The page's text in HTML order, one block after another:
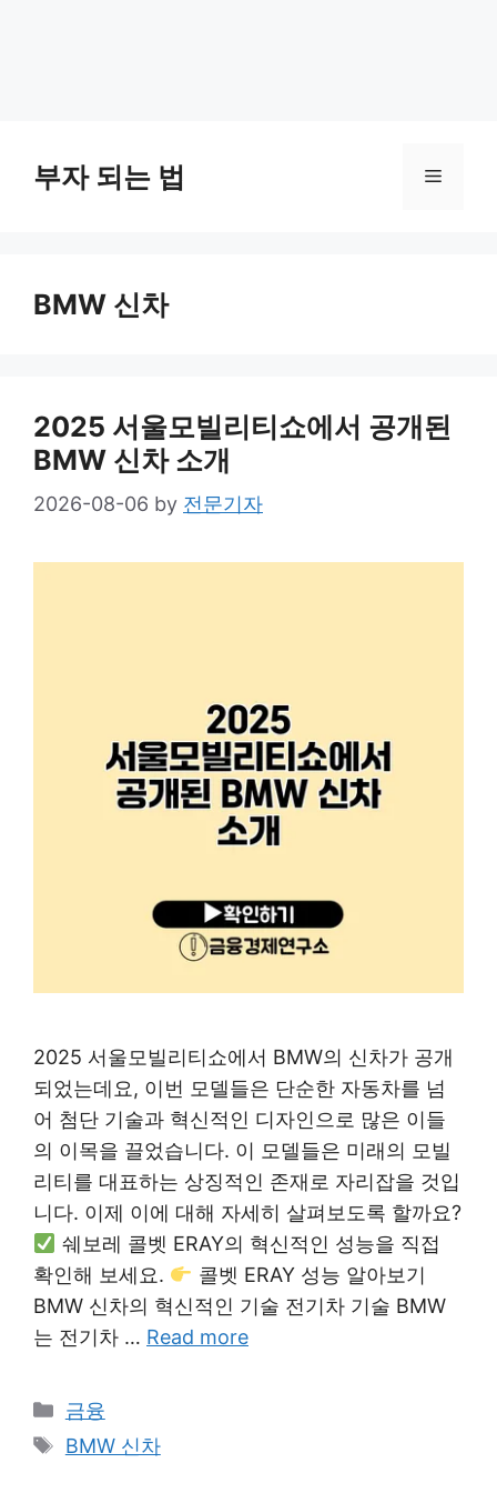
부자 되는 법 Menu
BMW 신차
2025 서울모빌리티쇼에서 공개된
BMW 신차 소개
2026-08-06 by 전문기자
2025 서울모빌리티쇼에서 BMW의 신차가 공개
되었는데요, 이번 모델들은 단순한 자동차를 넘
어 첨단 기술과 혁신적인 디자인으로 많은 이들
의 이목을 끌었습니다. 이 모델들은 미래의 모빌
리티를 대표하는 상징적인 존재로 자리잡을 것입
니다. 이제 이에 대해 자세히 살펴보도록 할까요?
쉐보레 콜벳 ERAY의 혁신적인 성능을 직접
확인해 보세요.
콜벳 ERAY 성능 알아보기
BMW 신차의 혁신적인 기술 전기차 기술 BMW
는 전기차 … Read more
Categories
금융
Tags
BMW 신차